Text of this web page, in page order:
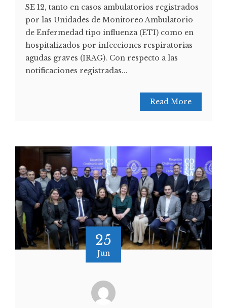
SE 12, tanto en casos ambulatorios registrados
por las Unidades de Monitoreo Ambulatorio
de Enfermedad tipo influenza (ETI) como en
hospitalizados por infecciones respiratorias
agudas graves (IRAG). Con respecto a las
notificaciones registradas...
Read More
25
Jun